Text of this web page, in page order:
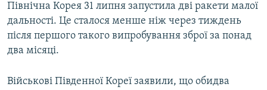
Північна Корея 31 липня запустила дві ракети малої
дальності. Це сталося менше ніж через тиждень
після першого такого випробування зброї за понад
два місяці.
Військові Південної Кореї заявили, що обидва